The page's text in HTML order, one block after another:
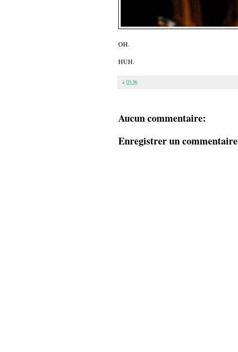
OH.
HUH.
à 03:36
Aucun commentaire:
Enregistrer un commentaire